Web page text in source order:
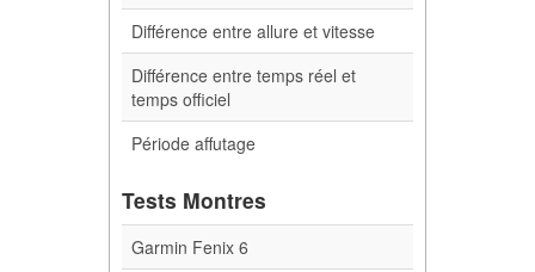
Différence entre allure et vitesse
Différence entre temps réel et
temps officiel
Période affutage
Tests Montres
Garmin Fenix 6